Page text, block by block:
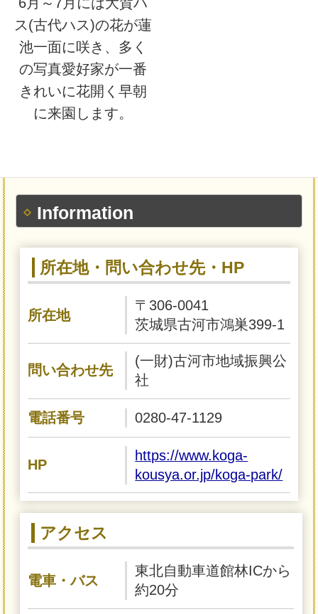
ス(古代ハス)の花が蓮
池一面に咲き、多く
の写真愛好家が一番
きれいに花開く早朝
に来園します。
Information
所在地・問い合わせ先・HP
所在地
〒306-0041
茨城県古河市鴻巣399-1
問い合わせ先
(一財)古河市地域振興公
社
電話番号 0280-47-1129
HP
https://www.koga-
kousya.or.jp/koga-park/
アクセス
電車・バス
東北自動車道館林ICから
約20分